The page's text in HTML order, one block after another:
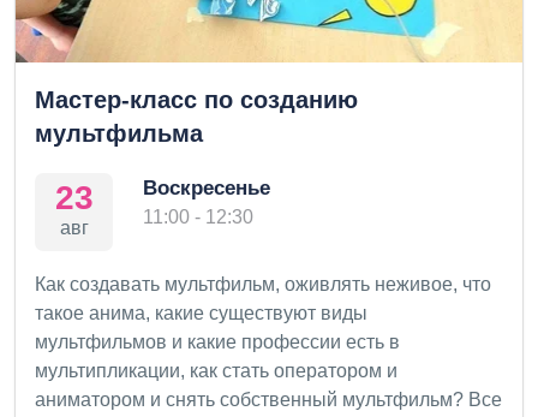
Мастер-класс по созданию
мультфильма
23
авг
Воскресенье
11:00 - 12:30
Как создавать мультфильм, оживлять неживое, что
такое анима, какие существуют виды
мультфильмов и какие профессии есть в
мультипликации, как стать оператором и
аниматором и снять собственный мультфильм? Все